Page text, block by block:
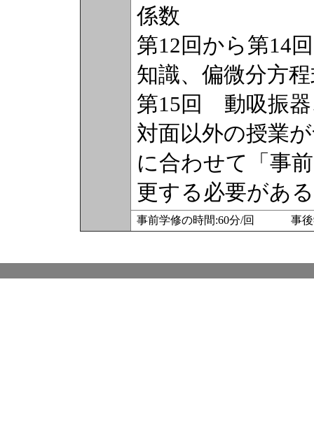
係数
第12回から第14
知識、偏微分方
第15回 動吸振器
対面以外の授業
に合わせて「事
更する必要があ
事前学修の時間:60分/回 事後